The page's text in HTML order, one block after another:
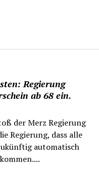
Regierung
ab 68 ein.
der Merz Regierung
Regierung, dass alle
automatisch